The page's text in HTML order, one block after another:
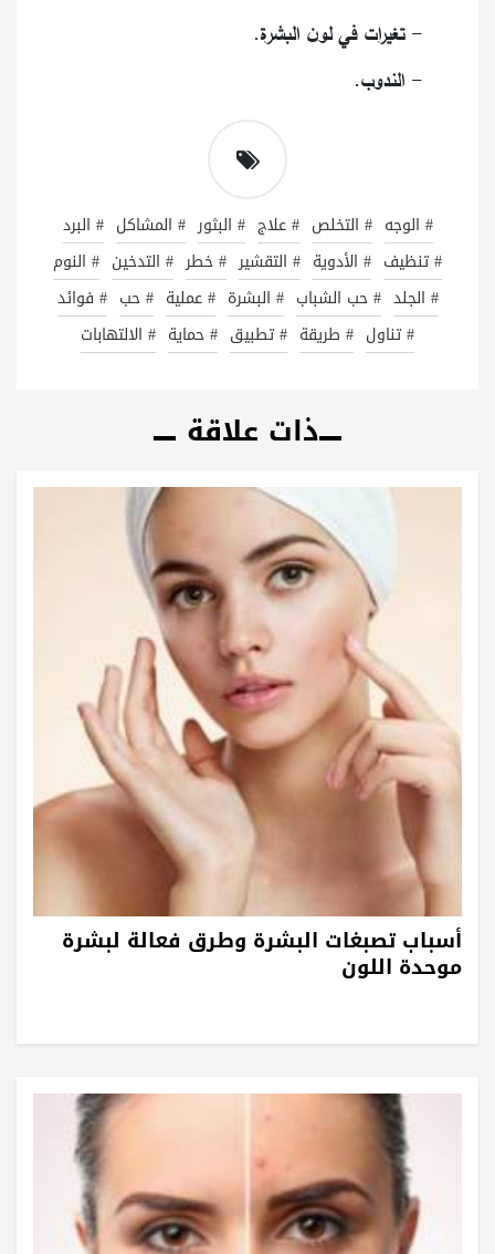
- تغيرات في لون البشرة.
- الندوب.
# الوجه # التخلص # علاج # البثور # المشاكل # البرد
# تنظيف # الأدوية # التقشير # خطر # التدخين # النوم
# الجلد # حب الشباب # البشرة # عملية # حب # فوائد
# تناول # طريقة # تطبيق # حماية # الالتهابات
ذات علاقة
أسباب تصبغات البشرة وطرق فعالة لبشرة
موحدة اللون